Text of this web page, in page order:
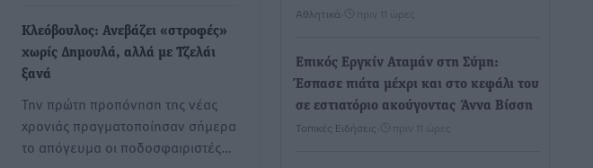
Κλεόβουλος: Ανεβάζει «στροφές»
χωρίς Δημουλά, αλλά με Τζελάι
ξανά
Την πρώτη προπόνηση της νέας
χρονιάς πραγματοποίησαν σήμερα
το απόγευμα οι ποδοσφαιριστές…
Αθλητικά πριν 11 ώρες
Επικός Εργκίν Αταμάν στη Σύμη:
Έσπασε πιάτα μέχρι και στο κεφάλι του
σε εστιατόριο ακούγοντας Άννα Βίσση
Τοπικές Ειδήσεις πριν 11 ώρες